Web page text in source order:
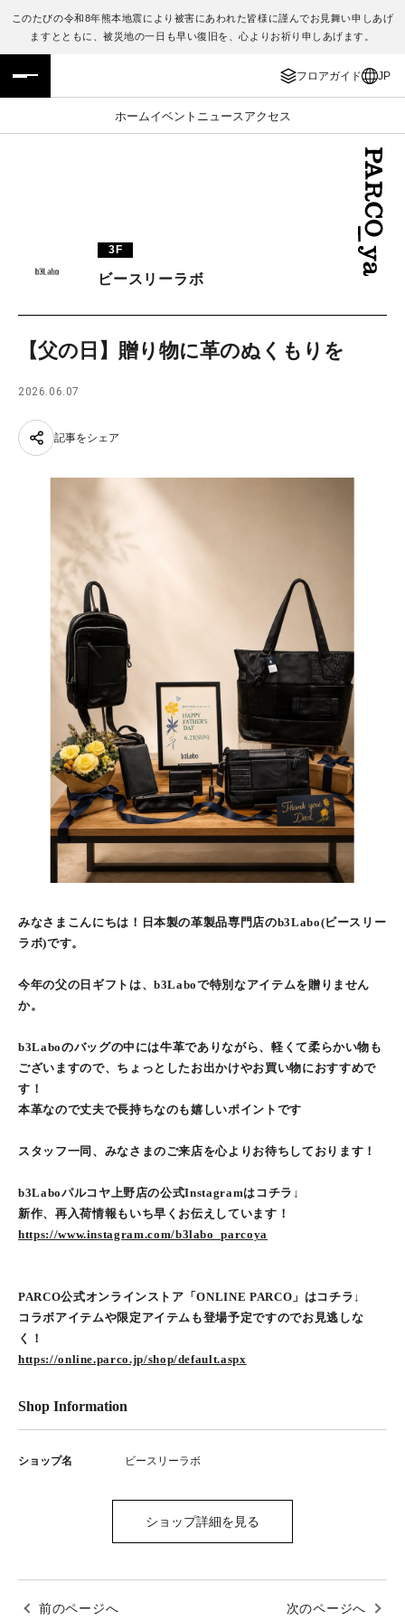
このたびの令和8年熊本地震により被害にあわれた皆様に謹んでお見舞い申しあげ
ますとともに、被災地の一日も早い復旧を、心よりお祈り申しあげます。
フロアガイド JP
ホームイベント ニュース アクセス
フロアガイド
施設案内・アクセス
TAX FREE
ENGLISH
繁体字
日本語
3F
ビースリーラボ
【父の日】贈り物に革のぬくもりを
2026.06.07
記事をシェア
みなさまこんにちは！日本製の革製品専門店のb3Labo(ビースリー
ラボ)です。
今年の父の日ギフトは、b3Laboで特別なアイテムを贈りません
か。
b3Laboのバッグの中には牛革でありながら、軽くて柔らかい物も
ございますので、ちょっとしたお出かけやお買い物におすすめで
す！
本革なので丈夫で長持ちなのも嬉しいポイントです
スタッフ一同、みなさまのご来店を心よりお待ちしております！
b3Laboパルコヤ上野店の公式Instagramはコチラ↓
新作、再入荷情報もいち早くお伝えしています！
https://www.instagram.com/b3labo_parcoya
PARCO公式オンラインストア「ONLINE PARCO」はコチラ↓
コラボアイテムや限定アイテムも登場予定ですのでお見逃しな
く！
https://online.parco.jp/shop/default.aspx
Shop Information
ショップ名 ビースリーラボ
ショップ詳細を見る
前のページへ 次のページへ